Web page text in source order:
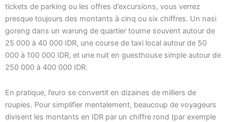
tickets de parking ou les offres d’excursions, vous verrez
presque toujours des montants à cinq ou six chiffres. Un nasi
goreng dans un warung de quartier tourne souvent autour de
25 000 à 40 000 IDR, une course de taxi local autour de 50
000 à 100 000 IDR, et une nuit en guesthouse simple autour de
250 000 à 400 000 IDR.
En pratique, l’euro se convertit en dizaines de milliers de
roupies. Pour simplifier mentalement, beaucoup de voyageurs
divisent les montants en IDR par un chiffre rond (par exemple